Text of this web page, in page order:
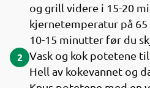
og grill videre i 15-20
kjernetemperatur på 65
10-15 minutter før du
2 Vask og kok potetene
Hell av kokevannet og